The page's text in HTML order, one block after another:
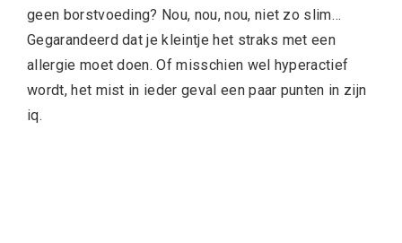
geen borstvoeding? Nou, nou, nou, niet zo slim…
Gegarandeerd dat je kleintje het straks met een
allergie moet doen. Of misschien wel hyperactief
wordt, het mist in ieder geval een paar punten in zijn
iq.